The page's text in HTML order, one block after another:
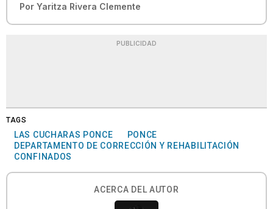
Por Yaritza Rivera Clemente
PUBLICIDAD
TAGS
LAS CUCHARAS PONCE
PONCE
DEPARTAMENTO DE CORRECCIÓN Y REHABILITACIÓN
CONFINADOS
ACERCA DEL AUTOR